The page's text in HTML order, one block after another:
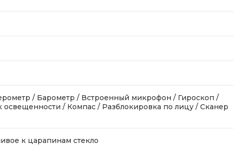
/ Барометр / Встроенный микрофон / Гироскоп /
освещенности / Компас / Разблокировка по лицу / Сканер
к царапинам стекло